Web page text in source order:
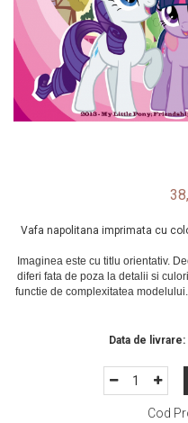
Vafa napolitana imprimata cu
Data de livrare:
Cod